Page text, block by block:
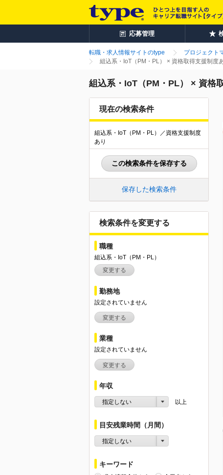
応募管理
転職・求人情報サイトのtype プロジェクト
組込系・IoT（PM・PL） × 資格取得支援制度
組込系・IoT（PM・PL） × 資格
現在の検索条件
組込系・IoT（PM・PL）／資格支援制度
あり
この検索条件を保存する
保存した検索条件
検索条件を変更する
職種
組込系・IoT（PM・PL）
変更する
勤務地
設定されていません
変更する
業種
設定されていません
変更する
年収
指定しない 以上
目安残業時間（月間）
指定しない
キーワード